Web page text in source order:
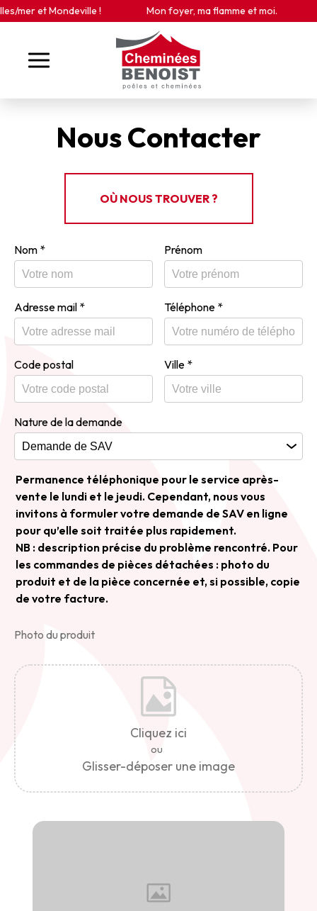
mer et Mondeville ! Mon foyer, ma flamme et moi.
Nous Contacter
OÙ NOUS TROUVER ?
Nom * Prénom
Adresse mail * Téléphone *
Code postal Ville *
Nature de la demande
Permanence téléphonique pour le service après-
vente le lundi et le jeudi. Cependant, nous vous
invitons à formuler votre demande de SAV en ligne
pour qu’elle soit traitée plus rapidement.
NB : description précise du problème rencontré. Pour
les commandes de pièces détachées : photo du
produit et de la pièce concernée et, si possible, copie
de votre facture.
Photo du produit
Cliquez ici
ou
Glisser-déposer une image
Panneau de gestion des cookies